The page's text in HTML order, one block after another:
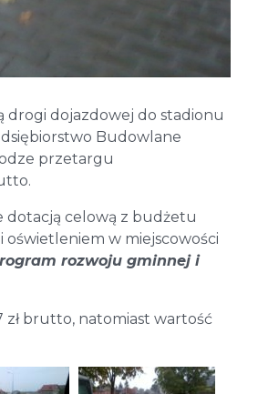
dojazdowej do stadionu
Budowlane
przetargu
dotacją celową z budżetu
oświetleniem w miejscowości
rozwoju gminnej i
zł brutto, natomiast wartość